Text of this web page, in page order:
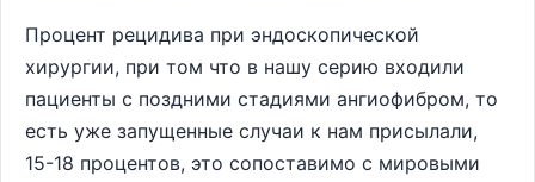
Процент рецидива при эндоскопической
хирургии, при том что в нашу серию входили
пациенты с поздними стадиями ангиофибром, то
есть уже запущенные случаи к нам присылали,
15-18 процентов, это сопоставимо с мировыми